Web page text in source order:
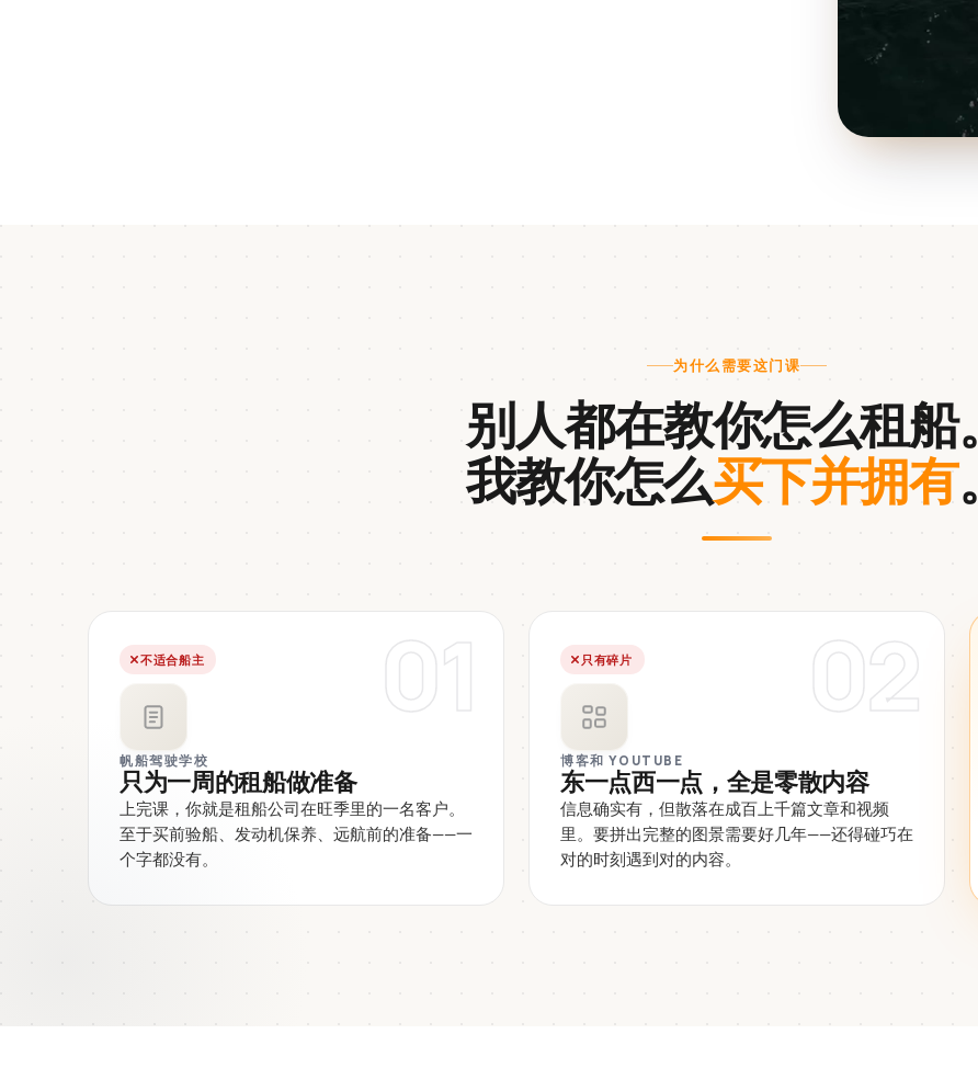
为什么需要这门课
别人都在教你怎么租船。
我教你怎么买下并拥有。
01
不适合船主
帆船驾驶学校
只为一周的租船做准备
上完课，你就是租船公司在旺季里的一名客户。
至于买前验船、发动机保养、远航前的准备——一
个字都没有。
02
只有碎片
博客和 YOUTUBE
东一点西一点，全是零散内容
信息确实有，但散落在成百上千篇文章和视频
里。要拼出完整的图景需要好几年——还得碰巧在
对的时刻遇到对的内容。